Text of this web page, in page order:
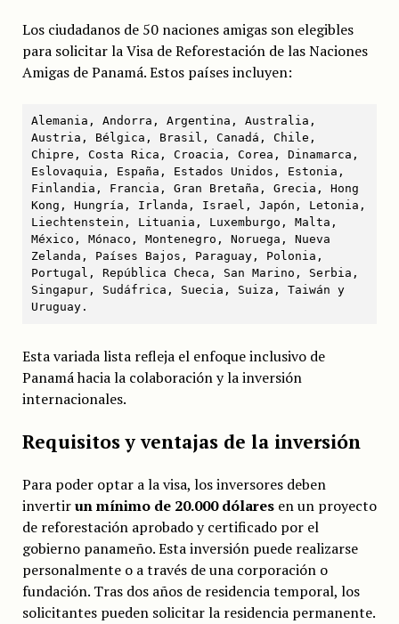
Los ciudadanos de 50 naciones amigas son elegibles
para solicitar la Visa de Reforestación de las Naciones
Amigas de Panamá. Estos países incluyen:
Alemania, Andorra, Argentina, Australia,
Austria, Bélgica, Brasil, Canadá, Chile,
Chipre, Costa Rica, Croacia, Corea, Dinamarca,
Eslovaquia, España, Estados Unidos, Estonia,
Finlandia, Francia, Gran Bretaña, Grecia, Hong
Kong, Hungría, Irlanda, Israel, Japón, Letonia,
Liechtenstein, Lituania, Luxemburgo, Malta,
México, Mónaco, Montenegro, Noruega, Nueva
Zelanda, Países Bajos, Paraguay, Polonia,
Portugal, República Checa, San Marino, Serbia,
Singapur, Sudáfrica, Suecia, Suiza, Taiwán y
Uruguay.
Esta variada lista refleja el enfoque inclusivo de
Panamá hacia la colaboración y la inversión
internacionales.
Requisitos y ventajas de la inversión
Para poder optar a la visa, los inversores deben
invertirun mínimo de 20.000 dólaresen un proyecto
de reforestación aprobado y certificado por el
gobierno panameño. Esta inversión puede realizarse
personalmente o a través de una corporación o
fundación. Tras dos años de residencia temporal, los
solicitantes pueden solicitar la residencia permanente.